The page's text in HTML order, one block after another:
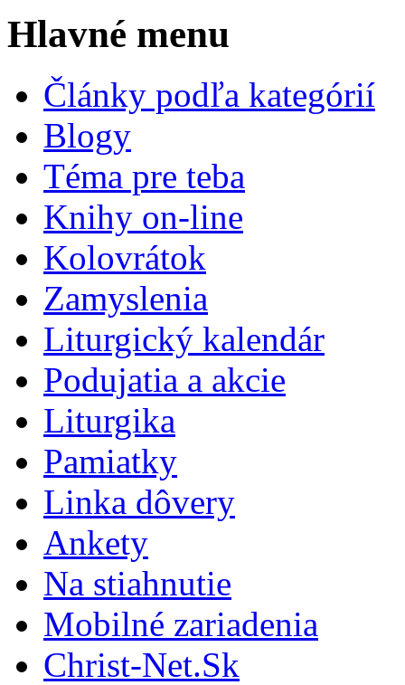
Hlavné menu
Články podľa kategórií
Blogy
Téma pre teba
Knihy on-line
Kolovrátok
Zamyslenia
Liturgický kalendár
Podujatia a akcie
Liturgika
Pamiatky
Linka dôvery
Ankety
Na stiahnutie
Mobilné zariadenia
Christ-Net.Sk